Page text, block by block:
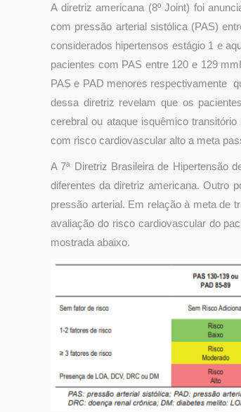
A diretriz americana (8º Joint) foi
com pressão arterial sistólica (PAS)
considerados hipertensos estágio 1 e
pacientes com PAS entre 120 e 129
PAS e PAD menores respectivamente
dessa diretriz revelam que os
cerebral ou ataque isquêmico
com risco cardiovascular alto a meta
A 7ª Diretriz Brasileira de Hipertensão
diferentes da diretriz americana. Outro
pressão arterial. Em relação à meta de
avaliação do risco cardiovascular do
mostrada abaixo.